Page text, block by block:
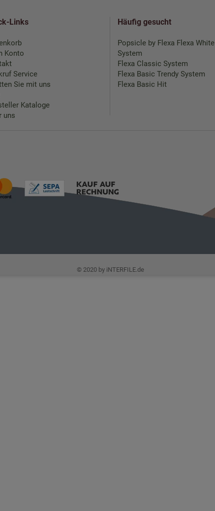
Links
Konto
Service
Sie mit uns
Kataloge
uns
Häufig gesucht
Popsicle by Flexa Flexa White
System
Flexa Classic System
Flexa Basic Trendy System
Flexa Basic Hit
© 2020 by iNTERFILE.de